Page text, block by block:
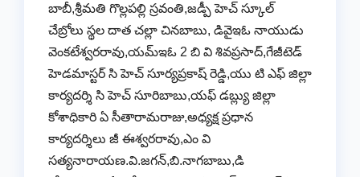
బాబీ,శ్రీమతి గొల్లపల్లి స్రవంతి,జడ్పీ హెచ్ స్కూల్
చేబ్రోలు స్థల దాత చల్లా చినబాబు, డివైఇఓ నాయుడు
వెంకటేశ్వరరావు,యమ్ఇఓ 2 బి వి శివప్రసాద్,గేజీటెడ్
హెడమాస్టర్ సి హెచ్ సూర్యప్రకాష్ రెడ్డి,యు టి ఎఫ్ జిల్లా
కార్యదర్శి సి హెచ్ సూరిబాబు,యఫ్ డబ్ల్యు జిల్లా
కోశాధికారి ఏ సీతారామరాజు,అధ్యక్ష ప్రధాన
కార్యదర్శిలు జీ ఈశ్వరరావు,ఎం వి
సత్యనారాయణ.వి.జగన్,బి.నాగబాబు,డి